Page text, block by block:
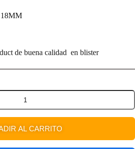
18MM
de buena calidad en blister
AL CARRITO